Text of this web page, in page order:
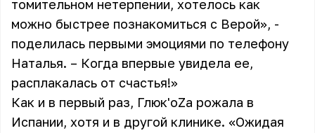
томительном нетерпении, хотелось как
можно быстрее познакомиться с Верой», -
поделилась первыми эмоциями по телефону
Наталья. – Когда впервые увидела ее,
расплакалась от счастья!»
Как и в первый раз, Глюк'oZa рожала в
Испании, хотя и в другой клинике. «Ожидая